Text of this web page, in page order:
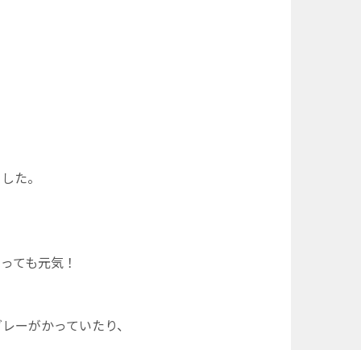
た。
ても元気！
ーがかっていたり、